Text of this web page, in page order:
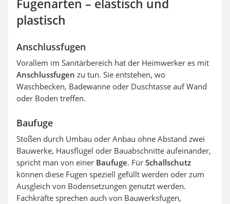
Fugenarten – elastisch und
plastisch
Anschlussfugen
Vorallem im Sanitärbereich hat der Heimwerker es mit
Anschlussfugen zu tun. Sie entstehen, wo
Waschbecken, Badewanne oder Duschtasse auf Wand
oder Boden treffen.
Baufuge
Stoßen durch Umbau oder Anbau ohne Abstand zwei
Bauwerke, Hausflügel oder Bauabschnitte aufeinander,
spricht man von einer Baufuge. Für Schallschutz
können diese Fugen speziell gefüllt werden oder zum
Ausgleich von Bodensetzungen genutzt werden.
Fachkräfte sprechen auch von Bauwerksfugen,